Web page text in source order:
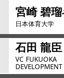
宮崎 碧
日本体育大学
石田 龍臣
VC FUKUOKA
DEVELOPMENT